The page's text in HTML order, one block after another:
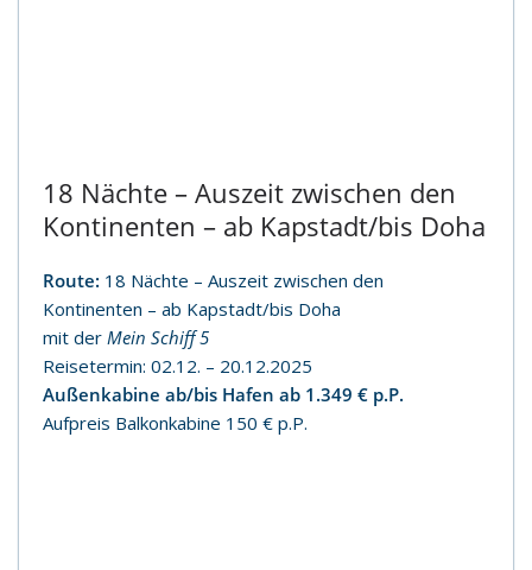
18 Nächte – Auszeit zwischen den
Kontinenten – ab Kapstadt/bis Doha
Route: 18 Nächte – Auszeit zwischen den
Kontinenten – ab Kapstadt/bis Doha
mit der Mein Schiff 5
Reisetermin: 02.12. – 20.12.2025
Außenkabine ab/bis Hafen ab 1.349 € p.P.
Aufpreis Balkonkabine 150 € p.P.